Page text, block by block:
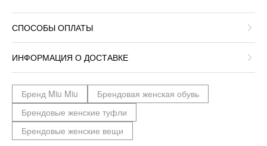
СПОСОБЫ ОПЛАТЫ
ИНФОРМАЦИЯ О ДОСТАВКЕ
Бренд Miu Miu
Брендовая женская обувь
Брендовые женские туфли
Брендовые женские вещи